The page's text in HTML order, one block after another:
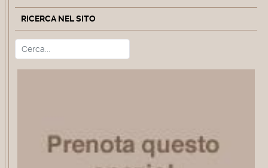
RICERCA NEL SITO
Cerca Type 2 or more characters for